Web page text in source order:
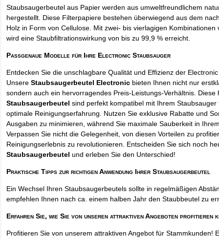
Staubsaugerbeutel aus Papier werden aus umweltfreundlichem
hergestellt. Diese Filterpapiere bestehen überwiegend aus dem
Holz in Form von Cellulose. Mit zwei- bis vierlagigen Kombinationen
wird eine Staubfiltrationswirkung von bis zu 99,9 % erreicht.
Passgenaue Modelle für Ihre Electronic Staubsauger
Entdecken Sie die unschlagbare Qualität und Effizienz der
UnsereStaubsaugerbeutel Electronic bieten Ihnen nicht nur
sondern auch ein hervorragendes Preis-Leistungs-Verhältnis. Diese
Staubsaugerbeutel sind perfekt kompatibel mit Ihrem
optimale Reinigungserfahrung. Nutzen Sie exklusive Rabatte und
Ausgaben zu minimieren, während Sie maximale Sauberkeit in
Verpassen Sie nicht die Gelegenheit, von diesen Vorteilen zu
Reinigungserlebnis zu revolutionieren. Entscheiden Sie sich noch
Staubsaugerbeutel und erleben Sie den Unterschied!
Praktische Tipps zur richtigen Anwendung Ihrer Staubsaugerbeutel
Ein Wechsel Ihren Staubsaugerbeutels sollte in regelmäßigen
empfehlen Ihnen nach ca. einem halben Jahr den Staubbeutel zu
Erfahren Sie, wie Sie von unseren attraktiven Angeboten profitieren
Profitieren Sie von unserem attraktiven Angebot für Stammkunden!